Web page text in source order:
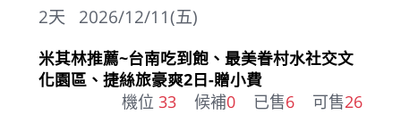
2026/12/11(五)
2天
米其林推薦~台南吃到飽、最美眷村水社交文
化園區、捷絲旅豪爽2日-贈小費
機位 33 候補0 已售6 可售26